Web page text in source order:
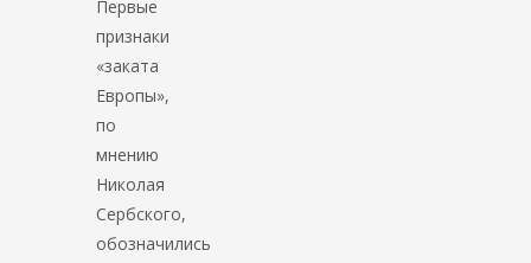
Первые
признаки
«заката
Европы»,
по
мнению
Николая
Сербского,
обозначились